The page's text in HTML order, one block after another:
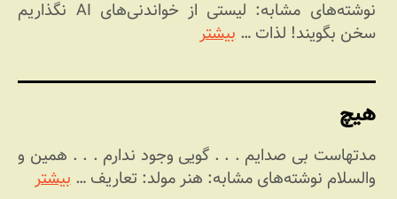
نوشته‌های مشابه: لیستی از خواندنی‌های AI نگذاریم
سخن بگویند! لذات …بیشتر
هیچ
مدتهاست بی صدایم . . . گویی وجود ندارم . . . همین و
والسلام نوشته‌های مشابه: هنر مولد: تعاریف …بیشتر